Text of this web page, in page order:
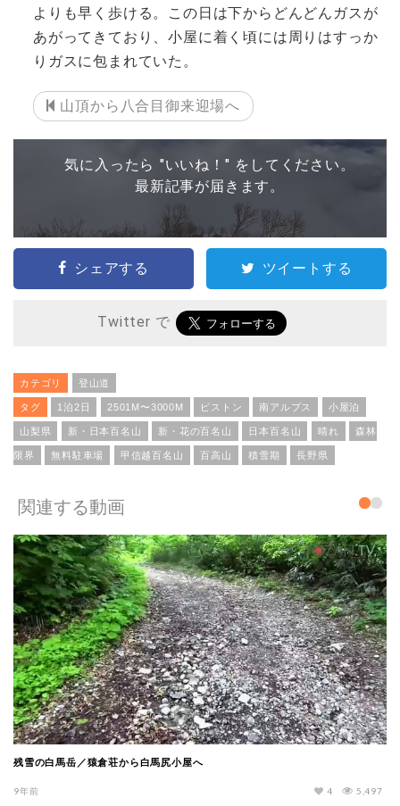
よりも早く歩ける。この日は下からどんどんガスが
あがってきており、小屋に着く頃には周りはすっか
りガスに包まれていた。
山頂から八合目御来迎場へ
気に入ったら "いいね！" をしてください。
最新記事が届きます。
シェアする ツイートする
Twitter で
カテゴリ 登山道
タグ 1泊2日 2501M〜3000M ピストン 南アルプス 小屋泊
山梨県 新・日本百名山 新・花の百名山 日本百名山 晴れ 森林
限界 無料駐車場 甲信越百名山 百高山 積雪期 長野県
関連する動画
残雪の白馬岳／猿倉荘から白馬尻小屋へ
9年前 5,497
4